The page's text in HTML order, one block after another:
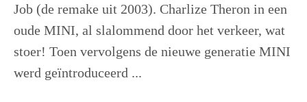
Job (de remake uit 2003). Charlize Theron in een
oude MINI, al slalommend door het verkeer, wat
stoer! Toen vervolgens de nieuwe generatie MINI
werd geïntroduceerd ...